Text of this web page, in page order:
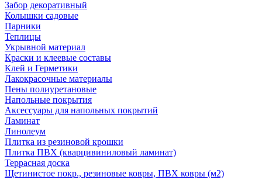
Забор декоративный
Колышки садовые
Парники
Теплицы
Укрывной материал
Краски и клеевые составы
Клей и Герметики
Лакокрасочные материалы
Пены полиуретановые
Напольные покрытия
Аксессуары для напольных покрытий
Ламинат
Линолеум
Плитка из резиновой крошки
Плитка ПВХ (кварцивиниловый ламинат)
Террасная доска
Щетинистое покр., резиновые ковры, ПВХ ковры (м2)